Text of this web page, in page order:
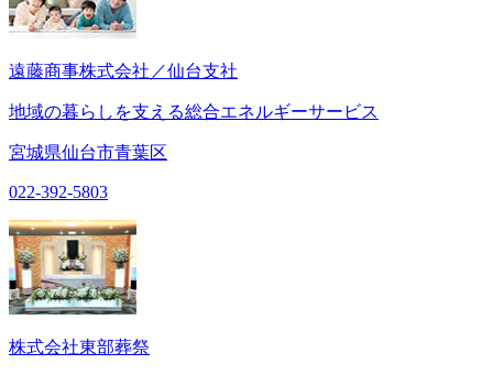
遠藤商事株式会社／仙台支社
地域の暮らしを支える総合エネルギーサービス
宮城県仙台市青葉区
022-392-5803
株式会社東部葬祭